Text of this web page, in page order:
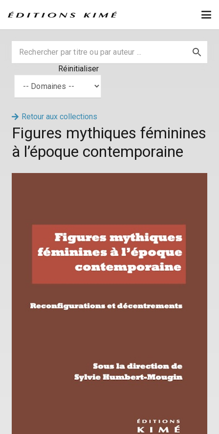
Réinitialiser
Retour aux collections
Figures mythiques féminines
à l’époque contemporaine